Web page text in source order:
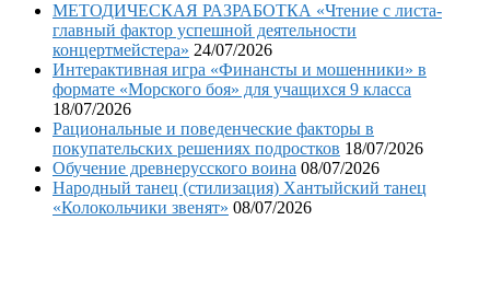
МЕТОДИЧЕСКАЯ РАЗРАБОТКА «Чтение с листа-
главный фактор успешной деятельности
концертмейстера» 24/07/2026
Интерактивная игра «Финансты и мошенники» в
формате «Морского боя» для учащихся 9 класса
18/07/2026
Рациональные и поведенческие факторы в
покупательских решениях подростков 18/07/2026
Обучение древнерусского воина 08/07/2026
Народный танец (стилизация) Хантыйский танец
«Колокольчики звенят» 08/07/2026